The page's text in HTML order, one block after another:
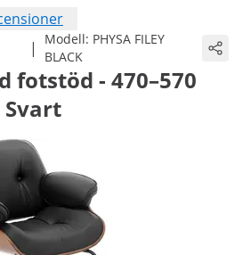
| Modell: PHYSA FILEY
BLACK
fotstöd - 470–570
Svart